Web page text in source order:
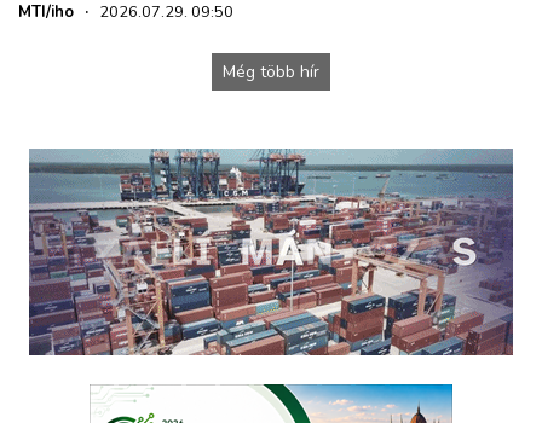
MTI/iho · 2026.07.29. 09:50
Még több hír